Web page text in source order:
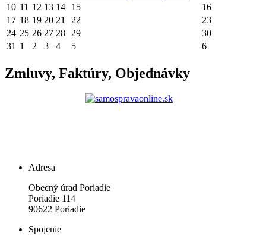
10 11 12 13 14 15
16
17 18 19 20 21 22
23
24 25 26 27 28 29
30
31 1 2 3 4 5 6
Zmluvy, Faktúry, Objednávky
Adresa
Obecný úrad Poriadie
Poriadie 114
90622 Poriadie
Spojenie